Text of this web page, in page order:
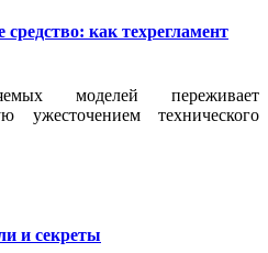
как техрегламент
моделей переживает
ужесточением технического
и секреты